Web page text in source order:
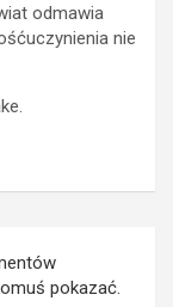
odmawia
nie
pokazać.